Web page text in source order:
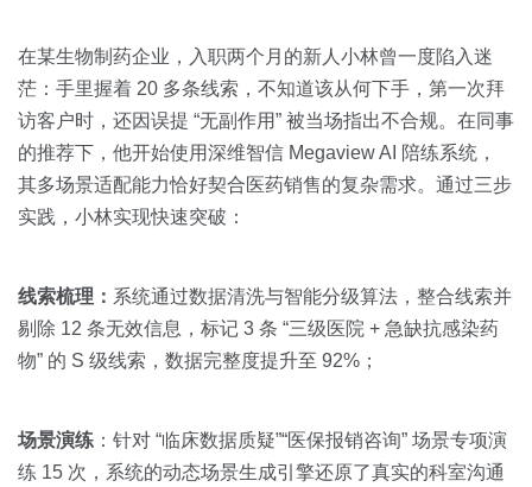
在某生物制药企业，入职两个月的新人小林曾一度陷入迷
茫：手里握着 20 多条线索，不知道该从何下手，第一次拜
访客户时，还因误提 “无副作用” 被当场指出不合规。在同事
的推荐下，他开始使用深维智信 Megaview AI 陪练系统，
其多场景适配能力恰好契合医药销售的复杂需求。通过三步
实践，小林实现快速突破：
线索梳理： 系统通过数据清洗与智能分级算法，整合线索并
剔除 12 条无效信息，标记 3 条 “三级医院 + 急缺抗感染药
物” 的 S 级线索，数据完整度提升至 92%；
场景演练 ：针对 “临床数据质疑”“医保报销咨询” 场景专项演
练 15 次，系统的动态场景生成引擎还原了真实的科室沟通